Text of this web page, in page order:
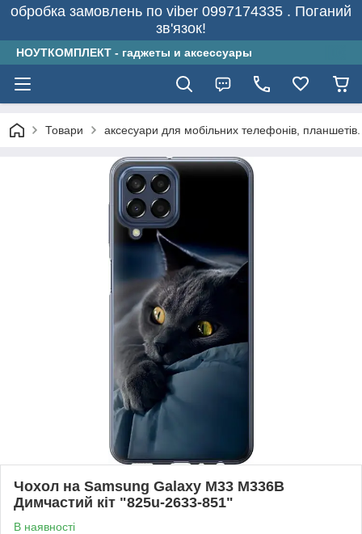
обробка замовлень по viber 0997174335 . Поганий
зв'язок!
НОУТКОМПЛЕКТ - гаджеты и аксессуары
Товари аксесуари для мобільних телефонів, планшетів.
Чохол на Samsung Galaxy M33 M336B
Димчастий кіт "825u-2633-851"
В наявності